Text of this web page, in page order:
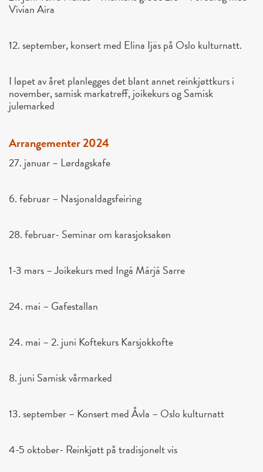
Vivian Aira
12. september, konsert med Elina Ijäs på Oslo kulturnatt.
I løpet av året planlegges det blant annet reinkjøttkurs i
november, samisk markatreff, joikekurs og Samisk
julemarked
Arrangementer 2024
27. januar – Lørdagskafe
6. februar – Nasjonaldagsfeiring
28. februar- Seminar om karasjoksaken
1-3 mars – Joikekurs med Ingá Márjá Sarre
24. mai – Gafestallan
24. mai – 2. juni Koftekurs Karsjokkofte
8. juni Samisk vårmarked
13. september – Konsert med Åvla – Oslo kulturnatt
4-5 oktober- Reinkjøtt på tradisjonelt vis